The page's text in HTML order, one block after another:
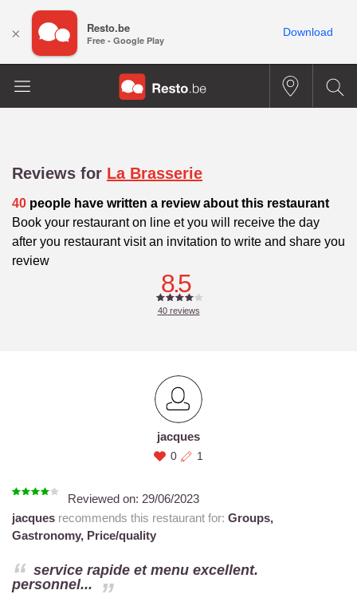
Reviews for La Brasserie
40 people have written a review about this restaurant
Book your restaurant on line et you will receive the day
after you restaurant visit an invitation to write and share you
review
8.5
40reviews
jacques
0 1
Reviewed on: 29/06/2023
jacques recommends this restaurant for: Groups,
Gastronomy, Price/quality
service rapide et menu excellent.
personnel...
× Resto.be
Free - Google Play
Download